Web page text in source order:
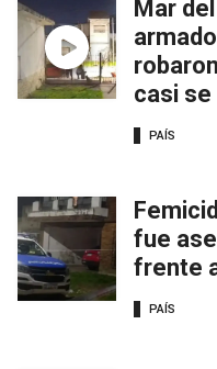
Mar
casi se
PAÍS
fue
frente
PAÍS